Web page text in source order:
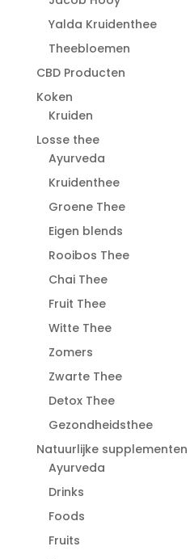
Yalda Kruidenthee
Theebloemen
CBD Producten
Koken
Kruiden
Losse thee
Ayurveda
Kruidenthee
Groene Thee
Eigen blends
Rooibos Thee
Chai Thee
Fruit Thee
Witte Thee
Zomers
Zwarte Thee
Detox Thee
Gezondheidsthee
Natuurlijke supplementen
Ayurveda
Drinks
Foods
Fruits